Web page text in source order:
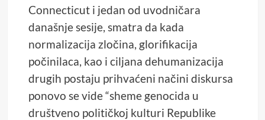
Connecticut i jedan od uvodničara
današnje sesije, smatra da kada
normalizacija zločina, glorifikacija
počinilaca, kao i ciljana dehumanizacija
drugih postaju prihvaćeni načini diskursa
ponovo se vide “sheme genocida u
društveno političkoj kulturi Republike